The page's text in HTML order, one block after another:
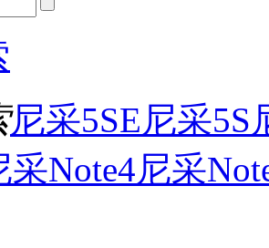
尼采5SE尼采5S
采Note4尼采